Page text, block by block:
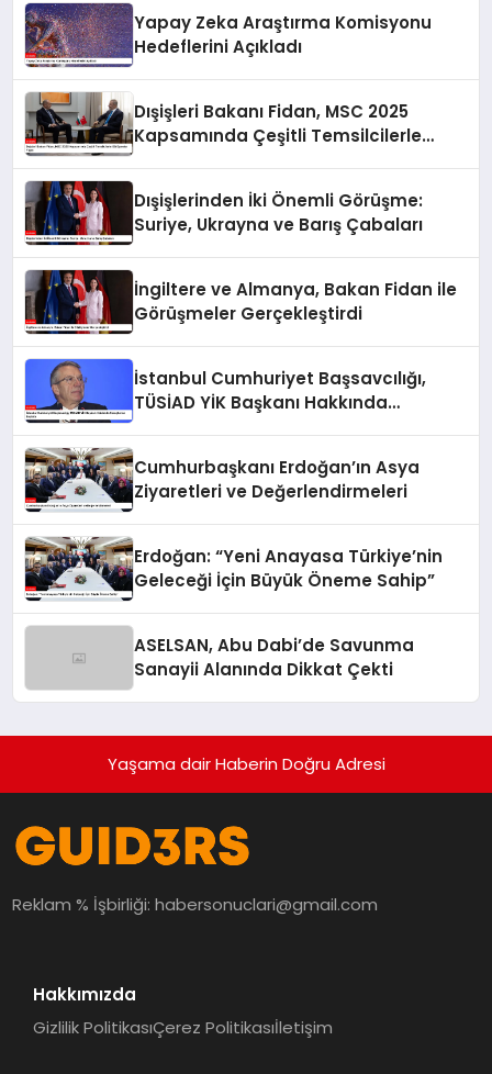
Yapay Zeka Araştırma Komisyonu
Hedeflerini Açıkladı
Dışişleri Bakanı Fidan, MSC 2025
Kapsamında Çeşitli Temsilcilerle
Dışişlerinden İki Önemli Görüşme:
Suriye, Ukrayna ve Barış Çabaları
İngiltere ve Almanya, Bakan Fidan ile
Görüşmeler Gerçekleştirdi
İstanbul Cumhuriyet Başsavcılığı,
TÜSİAD YİK Başkanı Hakkında
Cumhurbaşkanı Erdoğan’ın Asya
Ziyaretleri ve Değerlendirmeleri
Erdoğan: “Yeni Anayasa Türkiye’nin
Geleceği İçin Büyük Öneme Sahip”
ASELSAN, Abu Dabi’de Savunma
Sanayii Alanında Dikkat Çekti
Yaşama dair Haberin Doğru Adresi
Reklam % İşbirliği:habersonuclari@gmail.com
Hakkımızda
Gizlilik PolitikasıÇerez Politikasıİletişim